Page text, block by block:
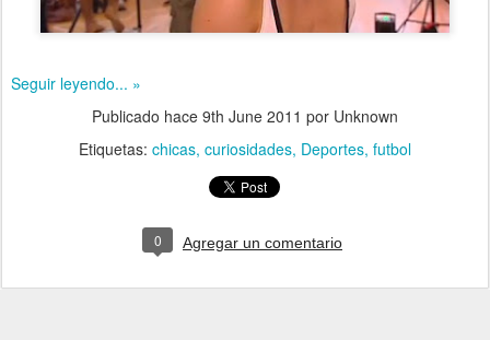
Seguir leyendo... »
Publicado hace 9th June 2011 por Unknown
Etiquetas: chicas curiosidades Deportes futbol
0 Agregar un comentario